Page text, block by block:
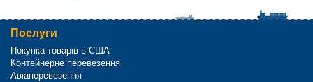
Послуги
Покупка товарів в США
Контейнерне перевезення
Авіаперевезення